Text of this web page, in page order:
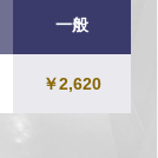
一般
￥2,620